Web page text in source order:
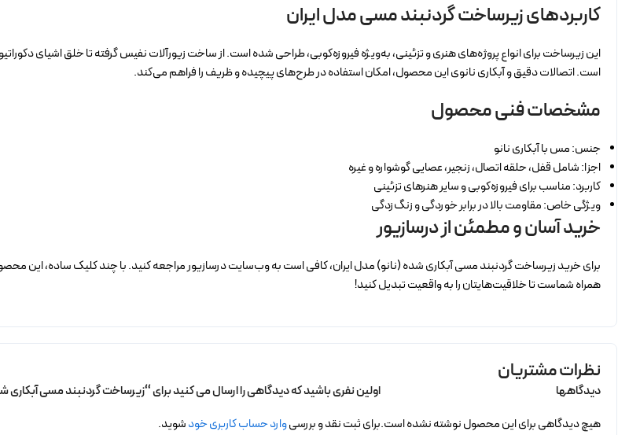
کاربردهای زیرساخت گردنبند مسی مدل ایران
این زیرساخت برای انواع پروژه‌های هنری و تزئینی، به‌ویژه فیروزه‌کوبی، طراحی شده است. از ساخت زیورآلات نفیس گرفته تا خلق اشیای
است. اتصالات دقیق و آبکاری نانوی این محصول، امکان استفاده در طرح‌های پیچیده و ظریف را فراهم می‌کند.
مشخصات فنی محصول
جنس: مس با آبکاری نانو
اجزا: شامل قفل، حلقه اتصال، زنجیر، عصایی گوشواره و غیره
کاربرد: مناسب برای فیروزه‌کوبی و سایر هنرهای تزئینی
ویژگی خاص: مقاومت بالا در برابر خوردگی و زنگ‌زدگی
خرید آسان و مطمئن از درسازیور
برای خرید زیرساخت گردنبند مسی آبکاری شده (نانو) مدل ایران، کافی است به وب‌سایت درسازیور مراجعه کنید. با چند کلیک ساده، این
همراه شماست تا خلاقیت‌هایتان را به واقعیت تبدیل کنید!
نظرات مشتریان
دیدگاهها
هیچ دیدگاهی برای این محصول نوشته نشده است.
اولین نفری باشید که دیدگاهی را ارسال می کنید برای “زیرساخت گردنبند مسی آبکاری
برای ثبت نقد و بررسیوارد حساب کاربری خودشوید.